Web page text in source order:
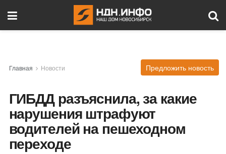
Главная Новости Предложить новость
ГИБДД разъяснила, за какие
нарушения штрафуют
водителей на пешеходном
переходе